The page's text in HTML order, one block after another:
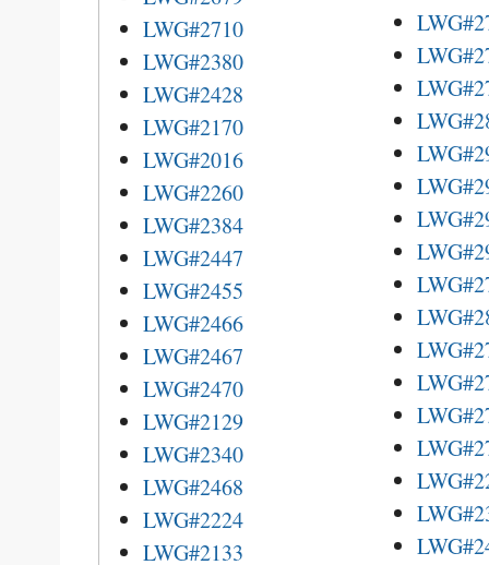
LWG#2710
LWG#2380
LWG#2428
LWG#2170
LWG#2016
LWG#2260
LWG#2384
LWG#2447
LWG#2455
LWG#2466
LWG#2467
LWG#2470
LWG#2129
LWG#2340
LWG#2468
LWG#2224
LWG#2133